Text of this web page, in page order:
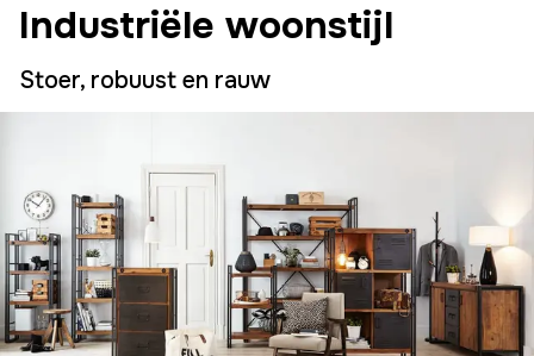
Industriële woonstijl
Stoer, robuust en rauw